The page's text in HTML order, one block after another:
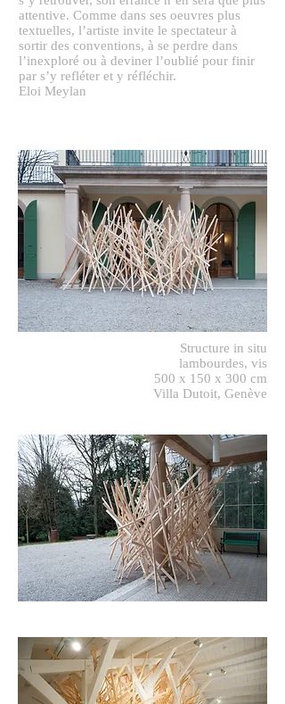
attentive. Comme dans ses oeuvres plus
textuelles, l’artiste invite le spectateur à
sortir des conventions, à se perdre dans
l’inexploré ou à deviner l’oublié pour finir
par s’y refléter et y réfléchir.
Eloi Meylan
Structure in situ
lambourdes, vis
500 x 150 x 300 cm
Villa Dutoit, Genève